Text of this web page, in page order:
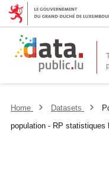
Home Datasets
population - RP statistiques